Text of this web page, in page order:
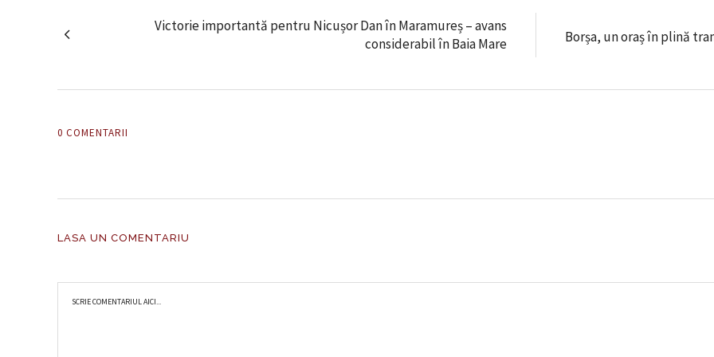
Victorie importantă pentru Nicușor Dan în Maramureș – avans
considerabil în Baia Mare
Borșa, un oraș în plină
0 COMENTARII
LASA UN COMENTARIU